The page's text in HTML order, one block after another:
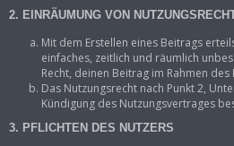
2. EINRÄUMUNG VON
Mit dem Erstellen eines Beitrags
einfaches, zeitlich und räumlich
Recht, deinen Beitrag im Rahmen
Das Nutzungsrecht nach Punkt 2,
Kündigung des Nutzungsvertrages
3. PFLICHTEN DES NUTZERS